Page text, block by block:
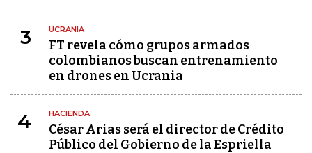
3 UCRANIA
FT revela cómo grupos armados
colombianos buscan entrenamiento
en drones en Ucrania
4 HACIENDA
César Arias será el director de Crédito
Público del Gobierno de la Espriella